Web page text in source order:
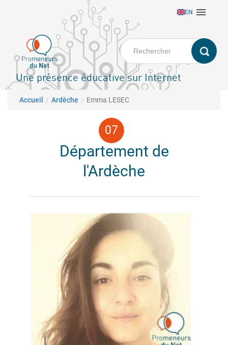
principal
EN 
Une présence éducative sur Internet
Fil d'Ariane
Accueil Ardèche Emma LESEC
Département de
l'Ardèche